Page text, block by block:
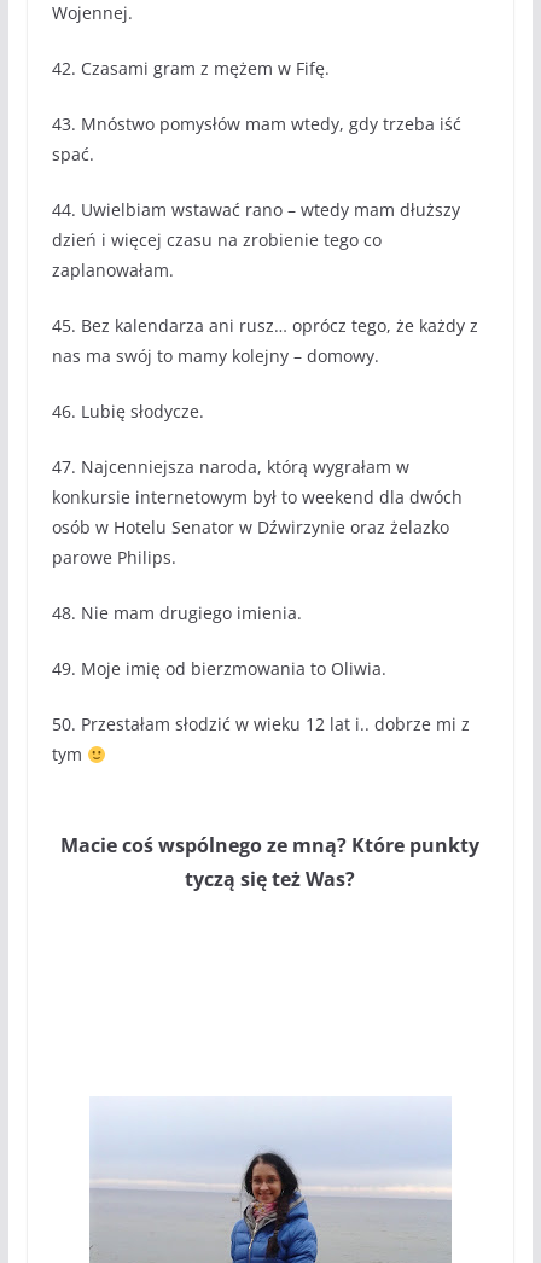
Wojennej.
42. Czasami gram z mężem w Fifę.
43. Mnóstwo pomysłów mam wtedy, gdy trzeba iść
spać.
44. Uwielbiam wstawać rano – wtedy mam dłuższy
dzień i więcej czasu na zrobienie tego co
zaplanowałam.
45. Bez kalendarza ani rusz… oprócz tego, że każdy z
nas ma swój to mamy kolejny – domowy.
46. Lubię słodycze.
47. Najcenniejsza naroda, którą wygrałam w
konkursie internetowym był to weekend dla dwóch
osób w Hotelu Senator w Dźwirzynie oraz żelazko
parowe Philips.
48. Nie mam drugiego imienia.
49. Moje imię od bierzmowania to Oliwia.
50. Przestałam słodzić w wieku 12 lat i.. dobrze mi z
tym
Macie coś wspólnego ze mną? Które punkty
tyczą się też Was?